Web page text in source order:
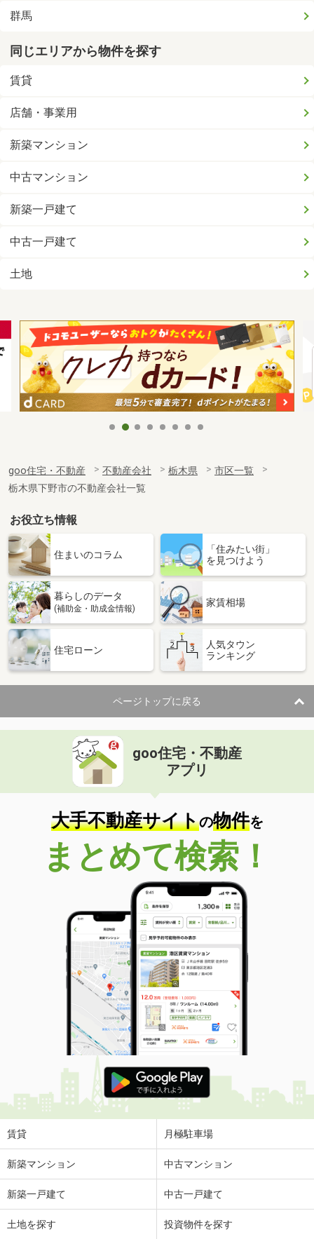
群馬
同じエリアから物件を探す
賃貸
店舗・事業用
新築マンション
中古マンション
新築一戸建て
中古一戸建て
土地
goo住宅・不動産 不動産会社 栃木県
市区一覧
栃木県下野市の不動産会社一覧
お役立ち情報
住まいのコラム
「住みたい街」
を見つけよう
暮らしのデータ
(補助金・助成金情報)
家賃相場
住宅ローン
人気タウン
ランキング
ページトップに戻る
goo住宅・不動産
アプリ
大手不動産サイトの物件を
まとめて検索！
賃貸 月極駐車場
新築マンション 中古マンション
新築一戸建て 中古一戸建て
土地を探す 投資物件を探す